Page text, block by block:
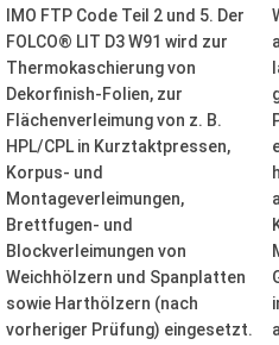
IMO FTP Code Teil 2 und 5. Der
FOLCO® LIT D3 W91 wird zur
Thermokaschierung von
Dekorfinish-Folien, zur
Flächenverleimung von z. B.
HPL/CPL in Kurztaktpressen,
Korpus- und
Montageverleimungen,
Brettfugen- und
Blockverleimungen von
Weichhölzern und Spanplatten
sowie Harthölzern (nach
vorheriger Prüfung) eingesetzt.